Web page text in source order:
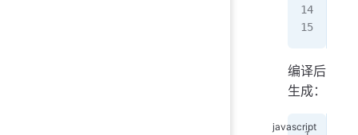
编译后
生成：